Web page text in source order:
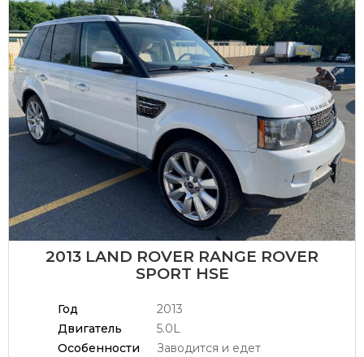
2013 LAND ROVER RANGE ROVER
SPORT HSE
Год
2013
Двигатель
5.0L
Особенности
Заводится и едет